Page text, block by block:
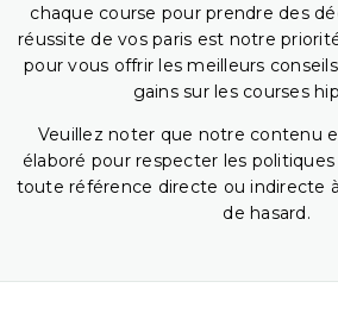
chaque course pour prendre des
réussite de vos paris est notre
pour vous offrir les meilleurs
gains sur les courses
Veuillez noter que notre contenu
élaboré pour respecter les
toute référence directe ou indirecte
de hasard.